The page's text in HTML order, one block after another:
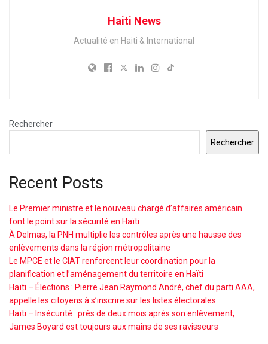
Haiti News
Actualité en Haiti & International
Rechercher
Rechercher
Recent Posts
Le Premier ministre et le nouveau chargé d’affaires américain
font le point sur la sécurité en Haïti
À Delmas, la PNH multiplie les contrôles après une hausse des
enlèvements dans la région métropolitaine
Le MPCE et le CIAT renforcent leur coordination pour la
planification et l’aménagement du territoire en Haïti
Haïti – Élections : Pierre Jean Raymond André, chef du parti AAA,
appelle les citoyens à s’inscrire sur les listes électorales
Haïti – Insécurité : près de deux mois après son enlèvement,
James Boyard est toujours aux mains de ses ravisseurs